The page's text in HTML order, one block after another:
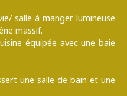
salle à manger lumineuse
massif.
équipée avec une baie
une salle de bain et une